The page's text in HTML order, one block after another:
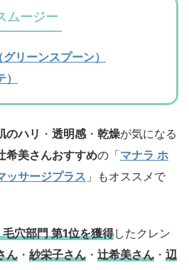
ムージー
リーンスプーン）
のハリ ・ 透明感 ・ 乾燥が気になる
希美さんおすすめの「マナラ ホ
ッサージプラス 」もオススメで
穴部門 第1位を獲得したクレン
ん ・ 紗栄子さん ・ 辻希美さん ・ 辺